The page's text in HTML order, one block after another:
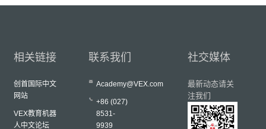
相关链接
创首国际中文
网站
VEX教育机器
人中文论坛
联系我们
Academy@VEX.com
+86 (027)
8531-
9939
社交媒体
最新动态请关
注我们